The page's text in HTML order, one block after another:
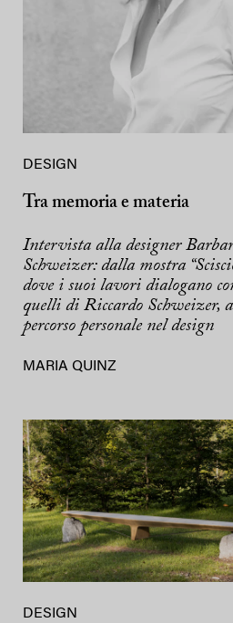
DESIGN
Tra memoria e materia
Intervista alla designer
Schweizer: dalla mostra
dove i suoi lavori dialogano
quelli di Riccardo Schweizer,
percorso personale nel design
MARIA QUINZ
DESIGN